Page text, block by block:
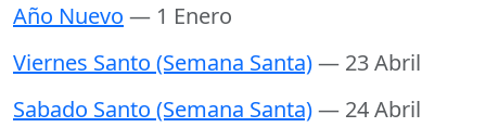
Año Nuevo — 1 Enero
Viernes Santo (Semana Santa)— 23 Abril
Sabado Santo (Semana Santa)— 24 Abril